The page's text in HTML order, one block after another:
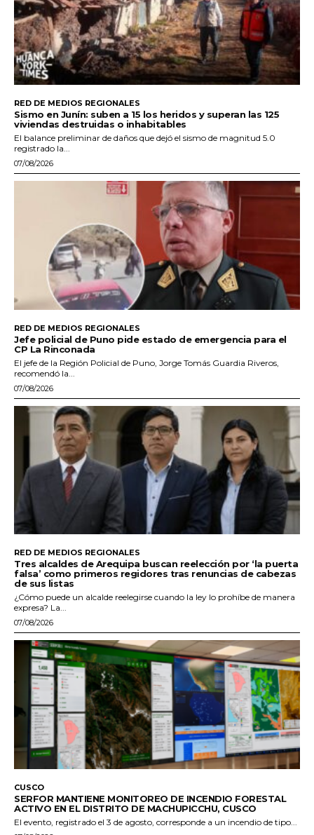
RED DE MEDIOS REGIONALES
Sismo en Junín: suben a 15 los heridos y superan las 125
viviendas destruidas o inhabitables
El balance preliminar de daños que dejó el sismo de magnitud 5.0
registrado la...
07/08/2026
RED DE MEDIOS REGIONALES
Jefe policial de Puno pide estado de emergencia para el
CP La Rinconada
El jefe de la Región Policial de Puno, Jorge Tomás Guardia Riveros,
recomendó la...
07/08/2026
RED DE MEDIOS REGIONALES
Tres alcaldes de Arequipa buscan reelección por ‘la puerta
falsa’ como primeros regidores tras renuncias de cabezas
de sus listas
¿Cómo puede un alcalde reelegirse cuando la ley lo prohíbe de manera
expresa? La...
07/08/2026
CUSCO
SERFOR MANTIENE MONITOREO DE INCENDIO FORESTAL
ACTIVO EN EL DISTRITO DE MACHUPICCHU, CUSCO
El evento, registrado el 3 de agosto, corresponde a un incendio de tipo...